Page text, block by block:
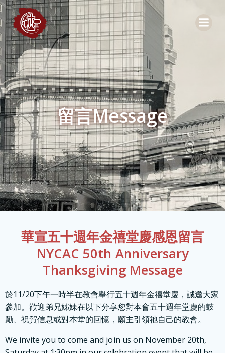
Skip
to
content
留言Message
華宣五十週年金禧堂慶感恩留言
NYCAC 50th Anniversary
Thanksgiving Message
於11/20下午一時半在教會舉行五十週年金禧堂慶，誠邀大家
參加。歡迎弟兄姊妹在以下分享您對本會五十週年堂慶的鼓
勵、祝賀信息或對本堂的回憶，願主引領祂自己的教會。
We invite you to come and join us on November 20th,